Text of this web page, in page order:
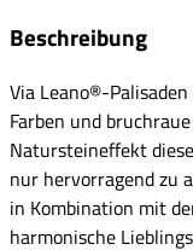
Beschreibung
Via Leano®-
Farben und
Natursteineffekt
nur hervorragend zu
in Kombination mit
harmonische